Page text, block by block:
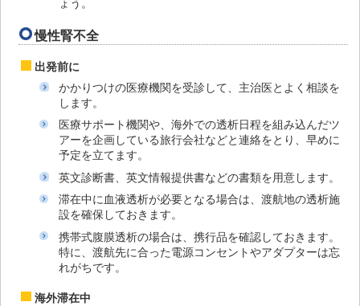
慢性腎不全
出発前に
かかりつけの医療機関を受診して、主治医とよく相談を
します。
医療サポート機関や、海外での透析日程を組み込んだツ
アーを企画している旅行会社などと連絡をとり、早めに
予定を立てます。
英文診断書、英文情報提供書などの書類を用意します。
滞在中に血液透析が必要となる場合は、渡航地の透析施
設を確保しておきます。
携帯式腹膜透析の場合は、携行品を確認しておきます。
特に、渡航先に合った電源コンセントやアダプターは忘
れがちです。
海外滞在中